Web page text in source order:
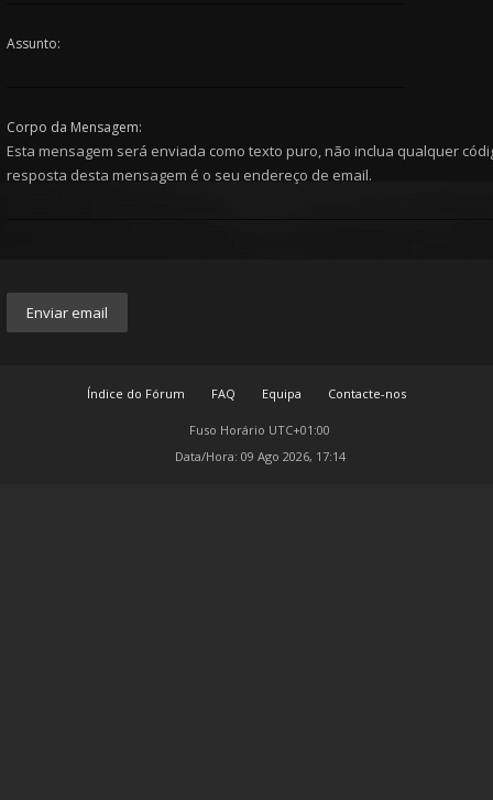
Assunto:
Corpo da Mensagem:
Esta mensagem será enviada como texto puro, não inclua qualquer
resposta desta mensagem é o seu endereço de email.
Índice do Fórum FAQ Equipa Contacte-nos
Fuso Horário UTC+01:00
Data/Hora: 09 Ago 2026, 17:14